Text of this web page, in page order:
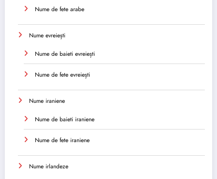
Nume de fete arabe
Nume evreiești
Nume de baieti evreiești
Nume de fete evreiești
Nume iraniene
Nume de baieti iraniene
Nume de fete iraniene
Nume irlandeze